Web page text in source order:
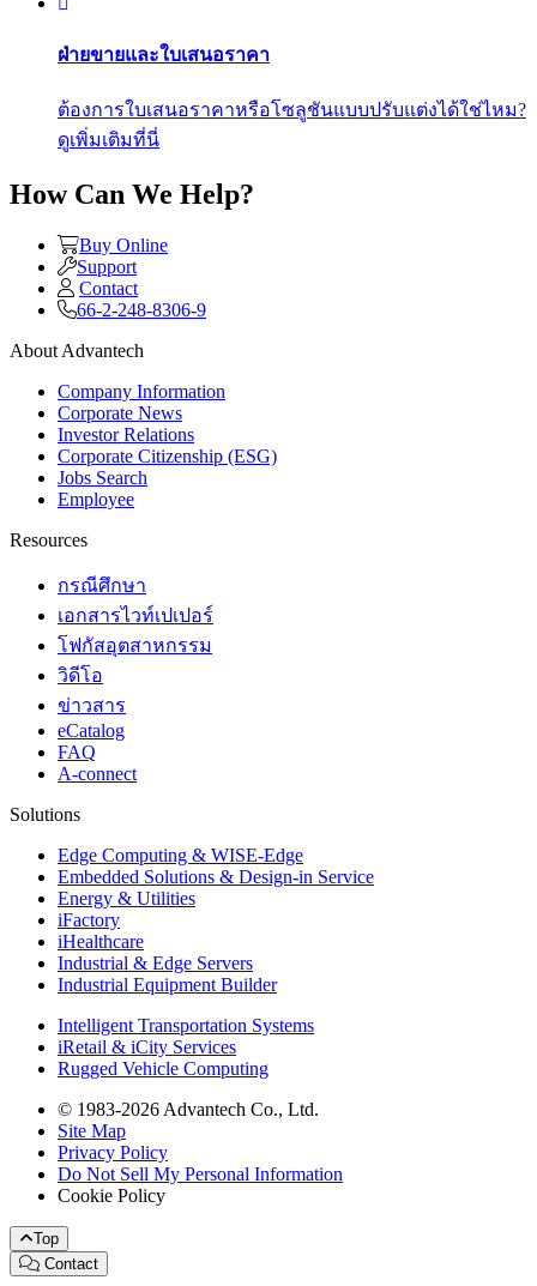
ฝ่ายขายและใบเสนอราคา
ต้องการใบเสนอราคาหรือโซลูชันแบบปรับแต่งได้ใช่ไหม?
ดูเพิ่มเติมที่นี่
How Can We Help?
Buy Online
Support
Contact
66-2-248-8306-9
About Advantech
Company Information
Corporate News
Investor Relations
Corporate Citizenship (ESG)
Jobs Search
Employee
Resources
กรณีศึกษา
เอกสารไวท์เปเปอร์
โฟกัสอุตสาหกรรม
วิดีโอ
ข่าวสาร
eCatalog
FAQ
A-connect
Solutions
Edge Computing & WISE-Edge
Embedded Solutions & Design-in Service
Energy & Utilities
iFactory
iHealthcare
Industrial & Edge Servers
Industrial Equipment Builder
Intelligent Transportation Systems
iRetail & iCity Services
Rugged Vehicle Computing
© 1983-2026 Advantech Co., Ltd.
Site Map
Privacy Policy
Do Not Sell My Personal Information
Cookie Policy
Top
Contact